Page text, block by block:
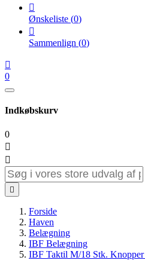

Ønskeliste (0)

Sammenlign (0)

0
Indkøbskurv
0



Forside
Haven
Belægning
IBF Belægning
IBF Taktil M/18 Stk.